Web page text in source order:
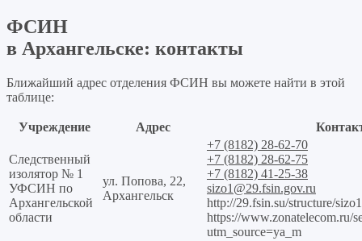
ФСИН
в Архангельске: контакты
Ближайший адрес отделения ФСИН вы можете найти в этой
таблице:
Учреждение Адрес
Следственный
изолятор № 1
УФСИН по
Архангельской
области
ул. Попова, 22,
Архангельск
+7 (8182) 28-62-70
+7 (8182) 28-62-75
+7 (8182) 41-25-38
sizo1@29.fsin.gov.ru
http://29.fsin.su/structure/
https://www.zonatelecom.ru/
utm_source=ya_m